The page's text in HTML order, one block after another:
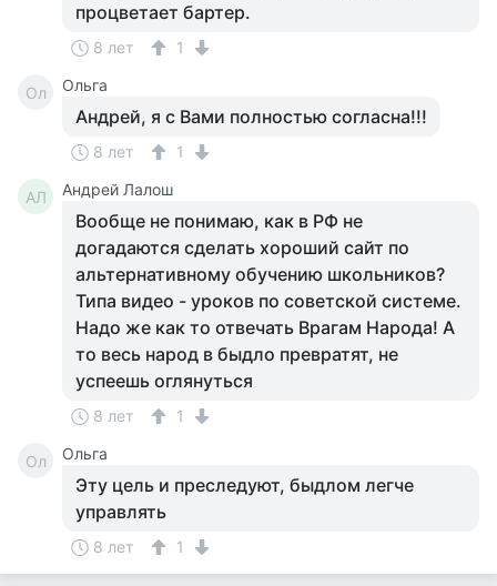
процветает бартер.
8 лет 1
Ол Ольга
Андрей, я с Вами полностью согласна!!!
8 лет 1
АЛ Андрей Лалош
Вообще не понимаю, как в РФ не
догадаются сделать хороший сайт по
альтернативному обучению школьников?
Типа видео - уроков по советской системе.
Надо же как то отвечать Врагам Народа! А
то весь народ в быдло превратят, не
успеешь оглянуться
8 лет 1
Ол Ольга
Эту цель и преследуют, быдлом легче
управлять
8 лет 1